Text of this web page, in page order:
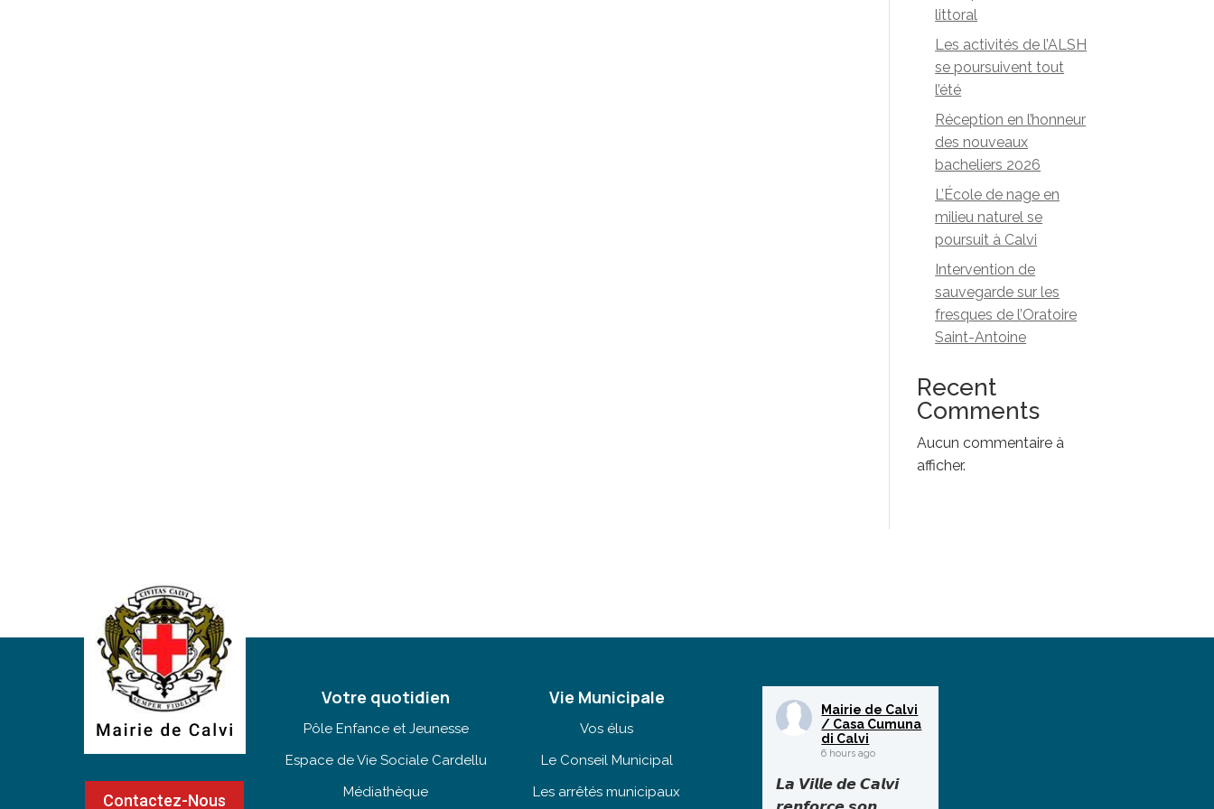
littoral
Les activités de l’ALSH
se poursuivent tout
l’été
Réception en l’honneur
des nouveaux
bacheliers 2026
L’École de nage en
milieu naturel se
poursuit à Calvi
Intervention de
sauvegarde sur les
fresques de l’Oratoire
Saint-Antoine
Recent
Comments
Aucun commentaire à
afficher.
Contactez-Nous
Votre quotidien
Pôle Enfance et Jeunesse
Espace de Vie Sociale Cardellu
Médiathèque
Vie Municipale
Vos élus
Le Conseil Municipal
Les arrêtés municipaux
Mairie de Calvi
/ Casa Cumuna
di Calvi
6 hours ago
𝙇𝙖 𝙑𝙞𝙡𝙡𝙚 𝙙𝙚 𝘾𝙖𝙡𝙫𝙞